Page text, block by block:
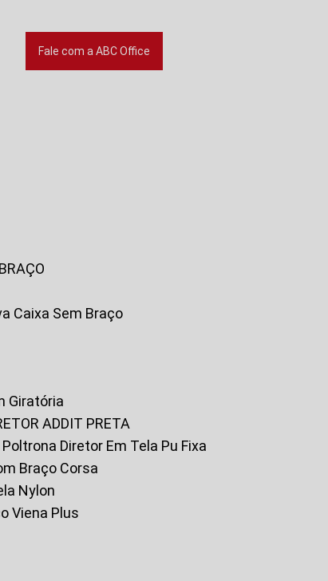
Fale com a ABC Office
Caixa Sem Braço
Giratória
ADDIT PRETA
Poltrona Diretor Em Tela Pu Fixa
Braço Corsa
Nylon
Viena Plus